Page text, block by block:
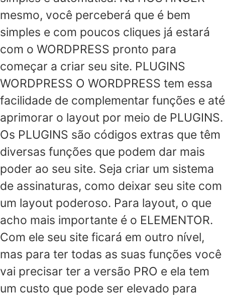
mesmo, você perceberá que é bem
simples e com poucos cliques já estará
com o WORDPRESS pronto para
começar a criar seu site. PLUGINS
WORDPRESS O WORDPRESS tem essa
facilidade de complementar funções e até
aprimorar o layout por meio de PLUGINS.
Os PLUGINS são códigos extras que têm
diversas funções que podem dar mais
poder ao seu site. Seja criar um sistema
de assinaturas, como deixar seu site com
um layout poderoso. Para layout, o que
acho mais importante é o ELEMENTOR.
Com ele seu site ficará em outro nível,
mas para ter todas as suas funções você
vai precisar ter a versão PRO e ela tem
um custo que pode ser elevado para